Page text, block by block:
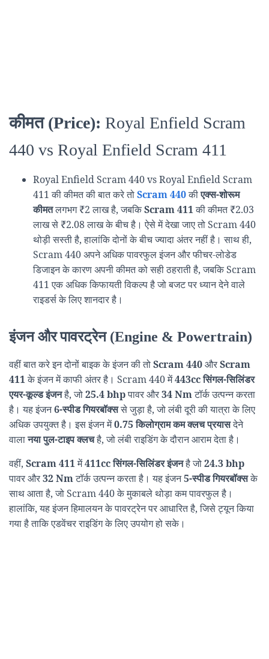
कीमत (Price): Royal Enfield Scram
440 vs Royal Enfield Scram 411
Royal Enfield Scram 440 vs Royal Enfield Scram
411 की कीमत की बात करे तोScram 440कीएक्स-शोरूम
कीमतलगभग ₹2 लाख है, जबकिScram 411की कीमत ₹2.03
लाख से ₹2.08 लाख के बीच है। ऐसे में देखा जाए तो Scram 440
थोड़ी सस्ती है, हालांकि दोनों के बीच ज्यादा अंतर नहीं है। साथ ही,
Scram 440 अपने अधिक पावरफुल इंजन और फीचर-लोडेड
डिजाइन के कारण अपनी कीमत को सही ठहराती है, जबकि Scram
411 एक अधिक किफायती विकल्प है जो बजट पर ध्यान देने वाले
राइडर्स के लिए शानदार है।
इंजन और पावरट्रेन (Engine & Powertrain)
वहीं बात करे इन दोनों बाइक के इंजन की तोScram 440औरScram
411के इंजन में काफी अंतर है। Scram 440 में443cc सिंगल-सिलिंडर
एयर-कूल्ड इंजनहै, जो25.4 bhpपावर और34 Nmटॉर्क उत्पन्न करता
है। यह इंजन6-स्पीड गियरबॉक्ससे जुड़ा है, जो लंबी दूरी की यात्रा के लिए
अधिक उपयुक्त है। इस इंजन में0.75 किलोग्राम कम क्लच प्रयासदेने
वालानया पुल-टाइप क्लचहै, जो लंबी राइडिंग के दौरान आराम देता है।
वहीं, Scram 411में411cc सिंगल-सिलिंडर इंजनहै जो24.3 bhp
पावर और32 Nmटॉर्क उत्पन्न करता है। यह इंजन5-स्पीड गियरबॉक्सके
साथ आता है, जो Scram 440 के मुकाबले थोड़ा कम पावरफुल है।
हालांकि, यह इंजन हिमालयन के पावरट्रेन पर आधारित है, जिसे ट्यून किया
गया है ताकि एडवेंचर राइडिंग के लिए उपयोग हो सके।